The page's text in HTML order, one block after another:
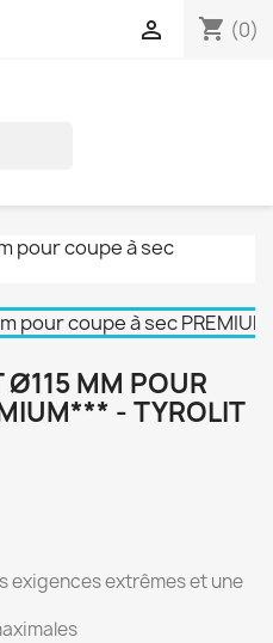
shopping_cart (0)

Ø115 MM POUR
- TYROLIT
exigences extrêmes et une